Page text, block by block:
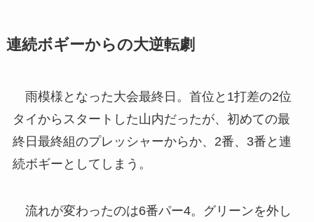
連続ボギーからの大逆転劇
雨模様となった大会最終日。首位と1打差の2位
タイからスタートした山内だったが、初めての最
終日最終組のプレッシャーからか、2番、3番と連
続ボギーとしてしまう。
流れが変わったのは6番パー4。グリーンを外し